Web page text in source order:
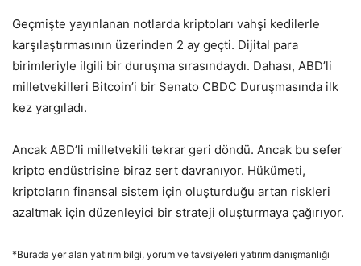
Geçmişte yayınlanan notlarda kriptoları vahşi kedilerle
karşılaştırmasının üzerinden 2 ay geçti. Dijital para
birimleriyle ilgili bir duruşma sırasındaydı. Dahası, ABD’li
milletvekilleri Bitcoin’i bir Senato CBDC Duruşmasında ilk
kez yargıladı.
Ancak ABD’li milletvekili tekrar geri döndü. Ancak bu sefer
kripto endüstrisine biraz sert davranıyor. Hükümeti,
kriptoların finansal sistem için oluşturduğu artan riskleri
azaltmak için düzenleyici bir strateji oluşturmaya çağırıyor.
*Burada yer alan yatırım bilgi, yorum ve tavsiyeleri yatırım danışmanlığı